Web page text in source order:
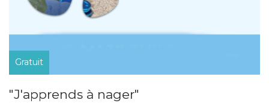
Gratuit
"J'apprends à nager"